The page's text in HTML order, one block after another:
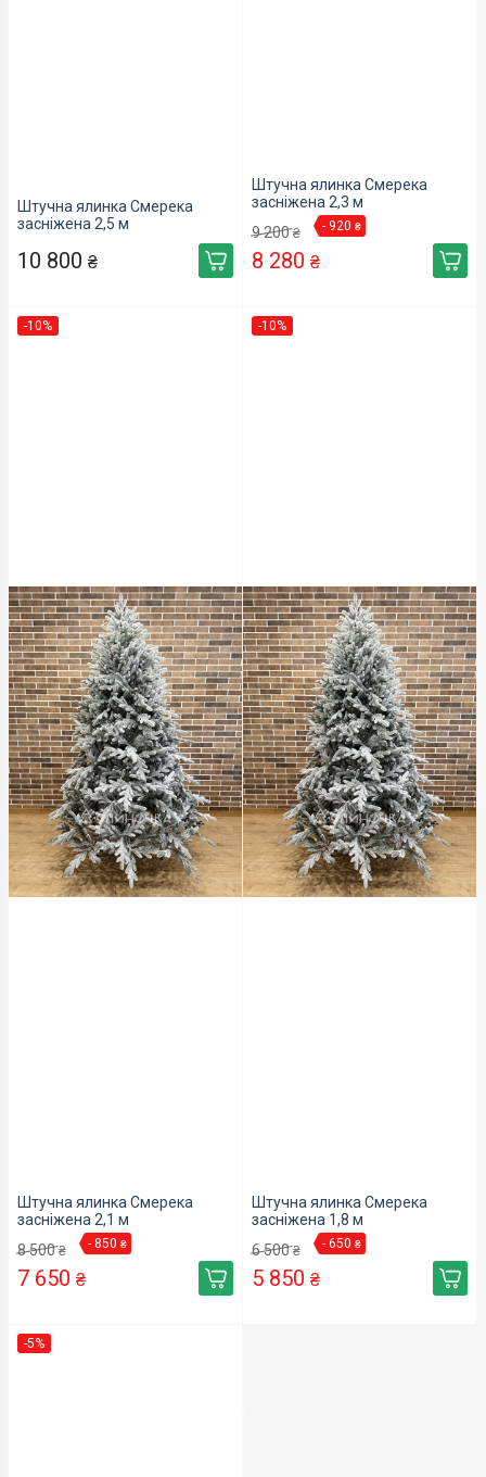
Штучна ялинка Смерека
засніжена 2,5 м
10 800 ₴
Штучна ялинка Смерека
засніжена 2,3 м
9 200 ₴ - 920 ₴
8 280 ₴
-10%
Штучна ялинка Смерека
засніжена 2,1 м
8 500 ₴ - 850 ₴
7 650 ₴
-10%
Штучна ялинка Смерека
засніжена 1,8 м
6 500 ₴ - 650 ₴
5 850 ₴
-5%